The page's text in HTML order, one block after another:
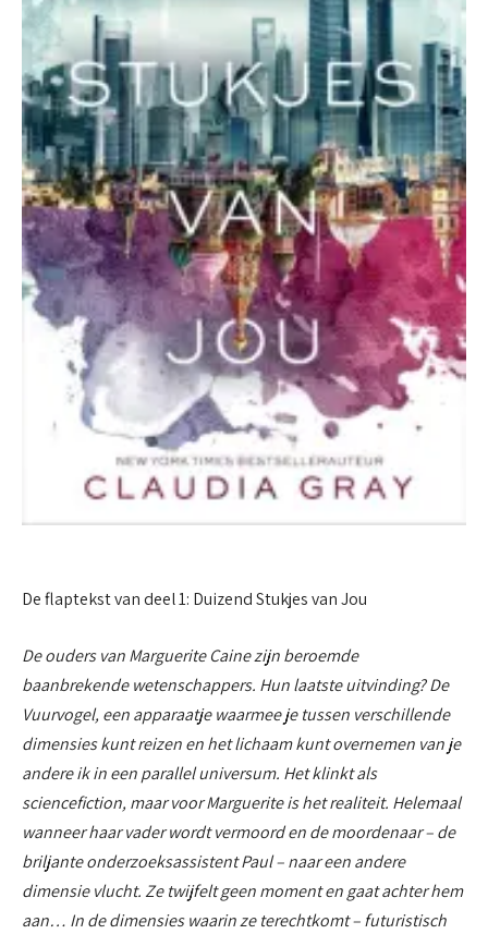
De flaptekst van deel 1: Duizend Stukjes van Jou
De ouders van Marguerite Caine zijn beroemde
baanbrekende wetenschappers. Hun laatste uitvinding? De
Vuurvogel, een apparaatje waarmee je tussen verschillende
dimensies kunt reizen en het lichaam kunt overnemen van je
andere ik in een parallel universum. Het klinkt als
sciencefiction, maar voor Marguerite is het realiteit. Helemaal
wanneer haar vader wordt vermoord en de moordenaar – de
briljante onderzoeksassistent Paul – naar een andere
dimensie vlucht. Ze twijfelt geen moment en gaat achter hem
aan… In de dimensies waarin ze terechtkomt – futuristisch